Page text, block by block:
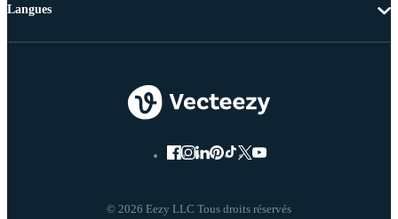
© 2026 Eezy LLC Tous droits réservés
Langues